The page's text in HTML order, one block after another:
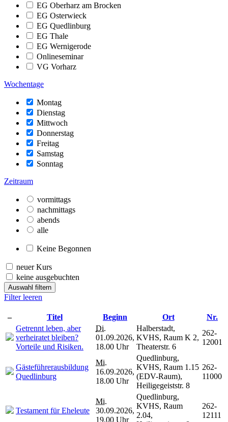
EG Oberharz am Brocken
EG Osterwieck
EG Quedlinburg
EG Thale
EG Wernigerode
Onlineseminar
VG Vorharz
Wochentage
Montag
Dienstag
Mittwoch
Donnerstag
Freitag
Samstag
Sonntag
Zeitraum
vormittags
nachmittags
abends
alle
Keine Begonnen
neuer Kurs
keine ausgebuchten
Auswahl filtern
Filter leeren
– Titel Beginn Ort
Nr.
Getrennt leben, aber
verheiratet bleiben?
Vorteile und Risiken.
Di.
01.09.2026,
18.00 Uhr
Halberstadt,
KVHS, Raum K 2,
Theaterstr. 6
262-
12001
Gästeführerausbildung
Quedlinburg
Mi.
16.09.2026,
18.00 Uhr
Quedlinburg,
KVHS, Raum 1.15
(EDV-Raum),
Heiligegeiststr. 8
262-
11000
Testament für Eheleute
Mi.
30.09.2026,
19.00 Uhr
Quedlinburg,
KVHS, Raum
2.04,
262-
12111